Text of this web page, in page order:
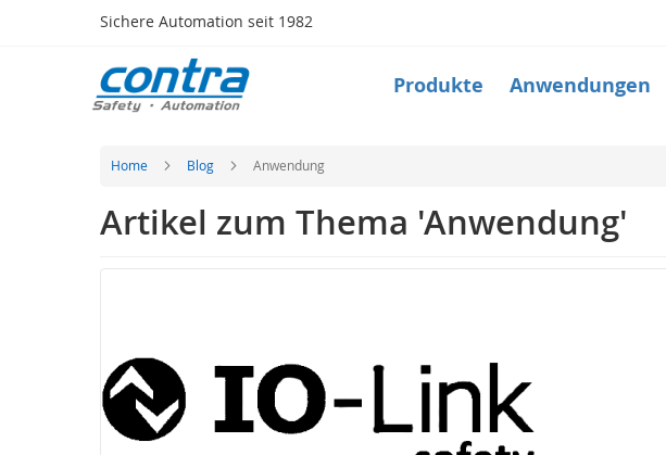
Sichere Automation seit 1982
Direkt
Inhalt
Produkte
Safety
Sensorik
Leiste)
Optische
Sensorik
(Lichtvorhang,
Scanner)
Produkte Anwendungen
Home Blog Anwendung
Artikel zum Thema 'Anwendung'